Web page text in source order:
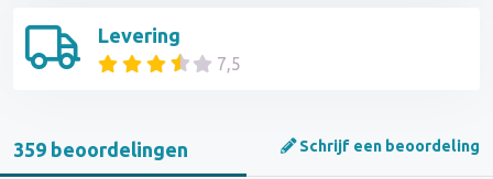
Levering
7,5
359 beoordelingen Schrijf een beoordeling